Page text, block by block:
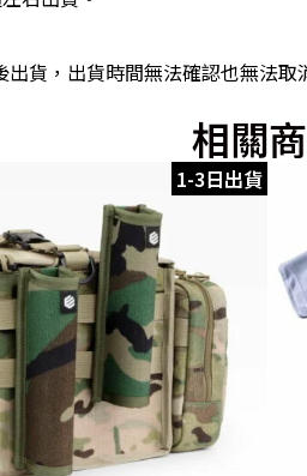
貨，出貨時間無法確認也無法取
相關
1-3日出貨